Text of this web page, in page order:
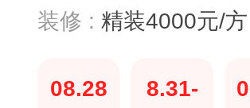
装修 : 精装4000元/方
08.28
8.31-